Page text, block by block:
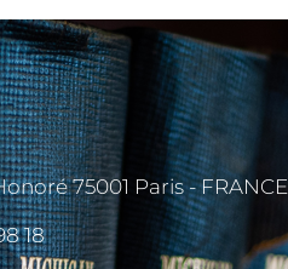
75001 Paris - FRANCE
18